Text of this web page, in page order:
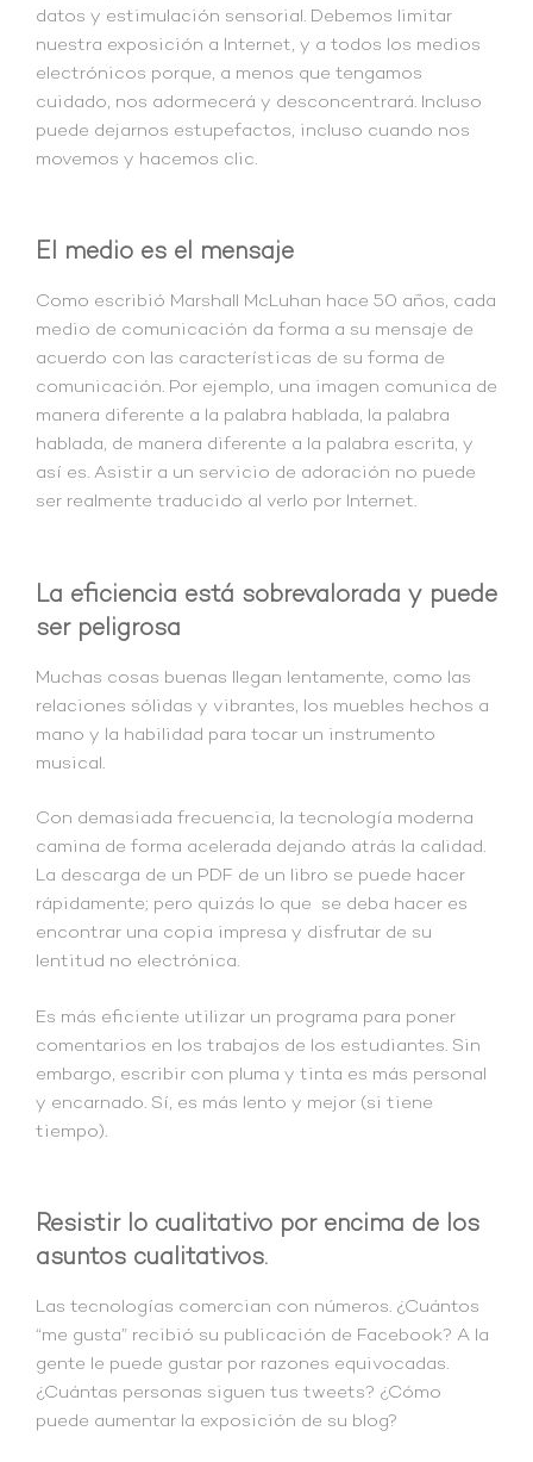
datos y estimulación sensorial. Debemos limitar
nuestra exposición a Internet, y a todos los medios
electrónicos porque, a menos que tengamos
cuidado, nos adormecerá y desconcentrará. Incluso
puede dejarnos estupefactos, incluso cuando nos
movemos y hacemos clic.
El medio es el mensaje
Como escribió Marshall McLuhan hace 50 años, cada
medio de comunicación da forma a su mensaje de
acuerdo con las características de su forma de
comunicación. Por ejemplo, una imagen comunica de
manera diferente a la palabra hablada, la palabra
hablada, de manera diferente a la palabra escrita, y
así es. Asistir a un servicio de adoración no puede
ser realmente traducido al verlo por Internet.
La eficiencia está sobrevalorada y puede
ser peligrosa
Muchas cosas buenas llegan lentamente, como las
relaciones sólidas y vibrantes, los muebles hechos a
mano y la habilidad para tocar un instrumento
musical.
Con demasiada frecuencia, la tecnología moderna
camina de forma acelerada dejando atrás la calidad.
La descarga de un PDF de un libro se puede hacer
rápidamente; pero quizás lo que se deba hacer es
encontrar una copia impresa y disfrutar de su
lentitud no electrónica.
Es más eficiente utilizar un programa para poner
comentarios en los trabajos de los estudiantes. Sin
embargo, escribir con pluma y tinta es más personal
y encarnado. Sí, es más lento y mejor (si tiene
tiempo).
Resistir lo cualitativo por encima de los
asuntos cualitativos.
Las tecnologías comercian con números. ¿Cuántos
“me gusta” recibió su publicación de Facebook? A la
gente le puede gustar por razones equivocadas.
¿Cuántas personas siguen tus tweets? ¿Cómo
puede aumentar la exposición de su blog?